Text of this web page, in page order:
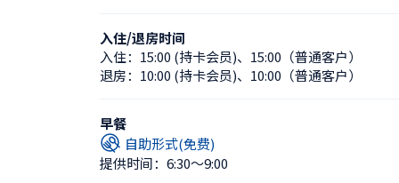
入住/退房时间
入住： 15:00 (持卡会员)、 15:00（普通客户）
退房： 10:00 (持卡会员)、 10:00（普通客户）
早餐
自助形式(免费)
提供时间：6:30〜9:00